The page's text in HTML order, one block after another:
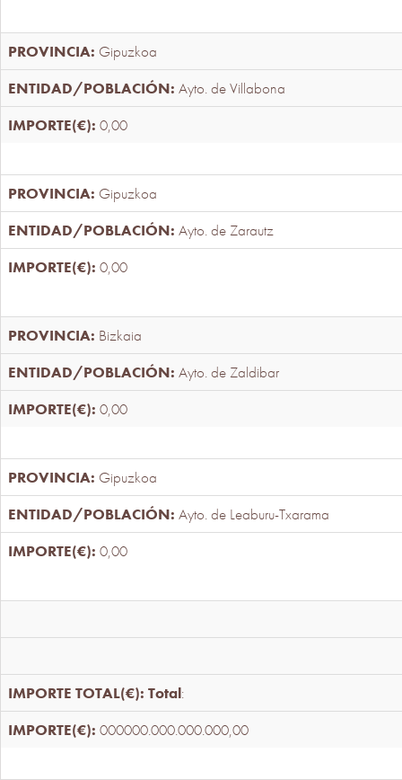
Gipuzkoa
Ayto. de Villabona
0,00
Gipuzkoa
Ayto. de Zarautz
0,00
Bizkaia
Ayto. de Zaldibar
0,00
Gipuzkoa
Ayto. de Leaburu-Txarama
0,00
Total:
000000.000.000.000,00